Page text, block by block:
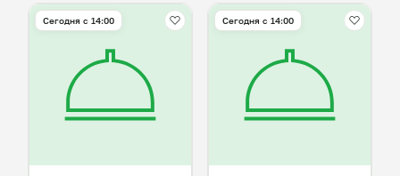
Сегодня с 14:00 Сегодня с 14:00